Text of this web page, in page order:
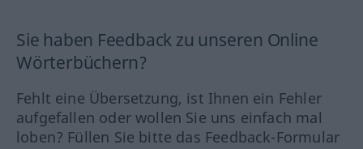
Sie haben Feedback zu unseren Online
Wörterbüchern?
Fehlt eine Übersetzung, ist Ihnen ein Fehler
aufgefallen oder wollen Sie uns einfach mal
loben? Füllen Sie bitte das Feedback-Formular